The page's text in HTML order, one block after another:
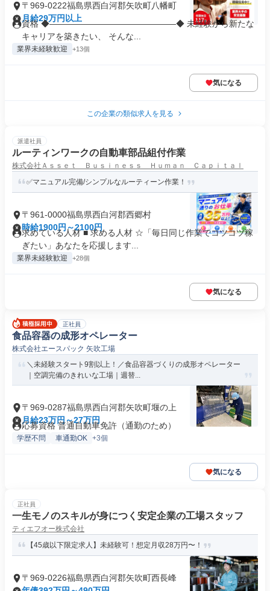
〒969-0222福島県西白河郡矢吹町八幡町
月給29万円以上
資格 ◆―――――――――――――――◆ 未経験から新たな
キャリアを築きたい、 そんな...
業界未経験歓迎 +13個
気になる
この企業の類似求人を見る
派遣社員
ルーティンワークの自動車部品組付作業
株式会社Ａｓｓｅｔ Ｂｕｓｉｎｅｓｓ Ｈｕｍａｎ Ｃａｐｉｔａｌ
✅マニュアル完備/シンプルなルーティーン作業！
〒961-0000福島県西白河郡西郷村
時給1900円～2100円
求めている人材 ■ 求める人材 ☆「毎日同じ作業でコツコツ稼
ぎたい」あなたを応援します...
業界未経験歓迎 +28個
気になる
正社員
食品容器の成形オペレーター
株式会社エースパック 矢吹工場
＼未経験スタート9割以上！／食品容器づくりの成形オペレーター
｜空調完備のきれいな工場｜週替...
〒969-0287福島県西白河郡矢吹町堰の上
月給23万円～27万円
応募資格 普通自動車免許（通勤のため）
学歴不問 車通勤OK +3個
気になる
正社員
一生モノのスキルが身につく安定企業の工場スタッフ
ティエフオー株式会社
【45歳以下限定求人】未経験可！想定月収28万円〜！
〒969-0226福島県西白河郡矢吹町西長峰